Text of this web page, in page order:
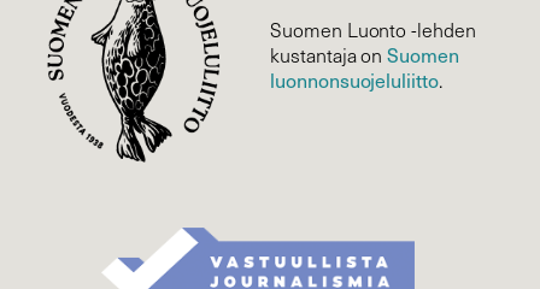
Suomen Luonto -lehden
kustantaja onSuomen
luonnonsuojelu­liitto.